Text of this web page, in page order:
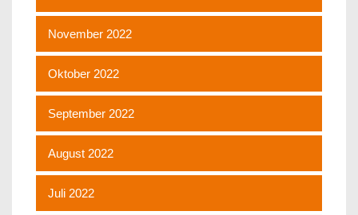
November 2022
Oktober 2022
September 2022
August 2022
Juli 2022